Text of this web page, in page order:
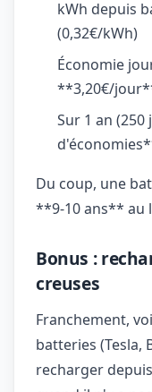
kWh depuis
(0,32€/kWh)
Économie
**3,20€/
Sur 1 an
Du coup, une
**9-10 ans** au
Bonus :
creuses
Franchement,
batteries (Tesla,
recharger